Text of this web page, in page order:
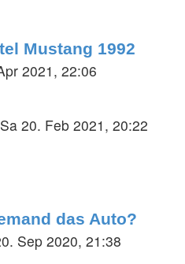
Mustang 1992
2021, 22:06
Sa 20. Feb 2021, 20:22
das Auto?
Sep 2020, 21:38